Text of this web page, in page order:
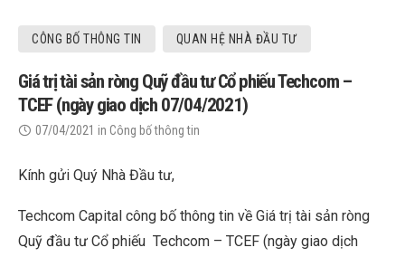
CÔNG BỐ THÔNG TIN QUAN HỆ NHÀ ĐẦU TƯ
Giá trị tài sản ròng Quỹ đầu tư Cổ phiếu Techcom –
TCEF (ngày giao dịch 07/04/2021)
07/04/2021 in Công bố thông tin
Kính gửi Quý Nhà Đầu tư,
Techcom Capital công bố thông tin về Giá trị tài sản ròng
Quỹ đầu tư Cổ phiếu Techcom – TCEF (ngày giao dịch